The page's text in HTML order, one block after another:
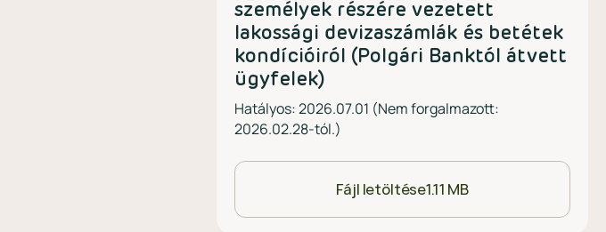
személyek részére vezetett
lakossági devizaszámlák és betétek
kondícióiról (Polgári Banktól átvett
ügyfelek)
Hatályos: 2026.07.01 (Nem forgalmazott:
2026.02.28-tól.)
Fájl letöltése1.11 MB